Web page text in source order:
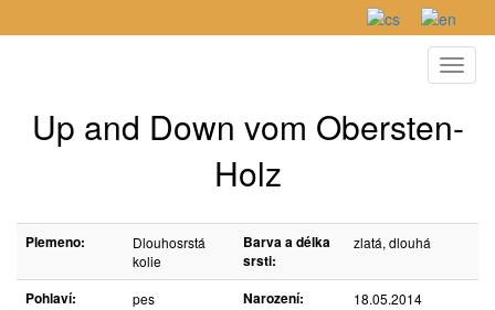
Up and Down vom Obersten-
Holz
Plemeno:
Dlouhosrstá
kolie
Barva a délka
srsti:
zlatá, dlouhá
Pohlaví: pes Narození: 18.05.2014